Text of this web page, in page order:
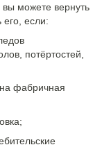
можете вернуть
если:
потёртостей,
фабричная